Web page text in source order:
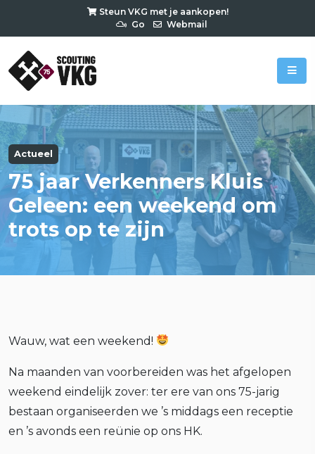
Steun VKG met je aankopen!
Go
Webmail
Actueel
75 jaar Verkenners Kluis
Geleen: een weekend om
trots op te zijn
Wauw, wat een weekend!
Na maanden van voorbereiden was het afgelopen
weekend eindelijk zover: ter ere van ons 75-jarig
bestaan organiseerden we ’s middags een receptie
en ’s avonds een reünie op ons HK.